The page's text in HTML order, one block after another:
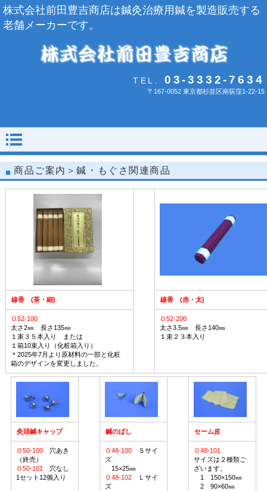
株式会社前田豊吉商店は鍼灸治療用鍼を製造販売する
老舗メーカーです。
TEL. 03-3332-7634
〒167-0052 東京都杉並区南荻窪1-22-15
商品ご案内＞鍼・もぐさ関連商品
線香 (茶・細) 線香 (赤・太)
Ｏ52-100
太さ2㎜ 長さ135㎜
１束３５本入り または
１箱10束入り（化粧箱入り）
＊2025年7月より原材料の一部と化粧
箱のデザインを変更しました。
Ｏ52-200
太さ3.5㎜ 長さ140㎜
１束２３本入り
灸頭鍼キャップ 鍼のばし セーム皮
Ｏ50-100穴あき
（終売）
Ｏ50-101
穴なし
1セット12個入り
Ｏ48-100Ｓサイ
ズ
15×25㎜
Ｏ48-102Ｌサイ
ズ
Ｏ48-101
サイズは２種類ご
ざいます。
1 150×150㎜
2 90×60㎜